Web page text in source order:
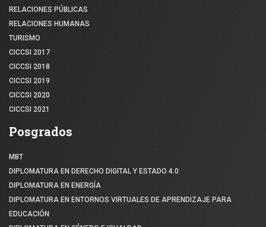
RELACIONES PÚBLICAS
RELACIONES HUMANAS
TURISMO
CICCSI 2017
CICCSI 2018
CICCSI 2019
CICCSI 2020
CICCSI 2021
Posgrados
MBT
DIPLOMATURA EN DERECHO DIGITAL Y ESTADO 4.0
DIPLOMATURA EN ENERGÍA
DIPLOMATURA EN ENTORNOS VIRTUALES DE APRENDIZAJE PARA
EDUCACIÓN